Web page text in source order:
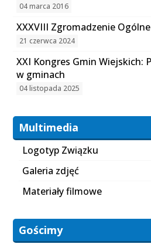
04 marca 2016
XXXVIII Zgromadzenie
21 czerwca 2024
XXI Kongres Gmin Wiejskich:
w gminach
04 listopada 2025
Multimedia
Logotyp Związku
Galeria zdjęć
Materiały filmowe
Gościmy